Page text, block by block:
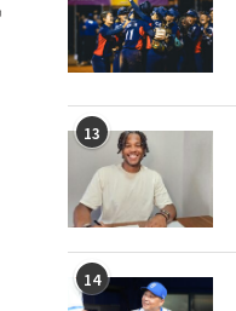
13
14